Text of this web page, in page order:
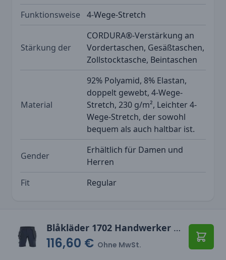
Funktionsweise
4-Wege-Stretch
Stärkung der
CORDURA®-Verstärkung an
Vordertaschen, Gesäßtaschen,
Zollstocktasche, Beintaschen
Material
92% Polyamid, 8% Elastan,
doppelt gewebt, 4-Wege-
Stretch, 230 g/m², Leichter 4-
Wege-Stretch, der sowohl
bequem als auch haltbar ist.
Gender
Erhältlich für Damen und
Herren
Fit
Regular
Blåkläder 1702 Handwerker Shorts 4-Wege-Stretch
116,60 € Ohne MwSt. In